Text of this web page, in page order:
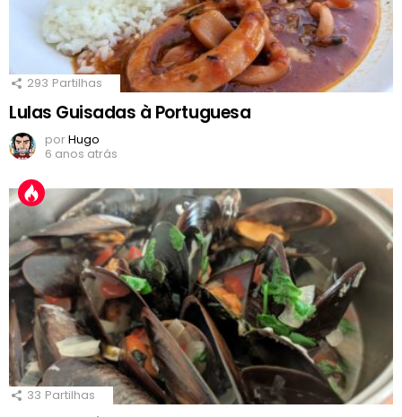
293 Partilhas
Lulas Guisadas à Portuguesa
porHugo
6 anos atrás
33 Partilhas